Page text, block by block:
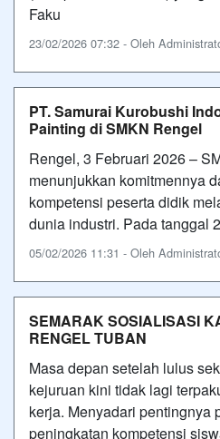
Faku
23/02/2026 07:32 - Oleh
PT. Samurai Kurobushi
Painting di SMKN Rengel
Rengel, 3 Februari 2026 –
menunjukkan komitmennya
kompetensi peserta didik
dunia industri. Pada tanggal
05/02/2026 11:31 - Oleh
SEMARAK SOSIALISASI
RENGEL TUBAN
Masa depan setelah lulus
kejuruan kini tidak lagi
kerja. Menyadari pentingnya
peningkatan kompetensi